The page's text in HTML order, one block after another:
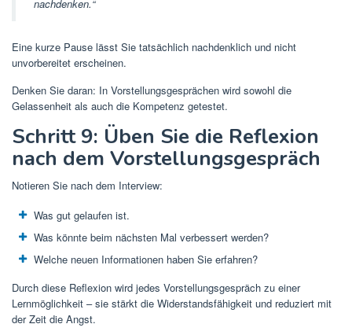
nachdenken.“
Eine kurze Pause lässt Sie tatsächlich nachdenklich und nicht
unvorbereitet erscheinen.
Denken Sie daran: In Vorstellungsgesprächen wird sowohl die
Gelassenheit als auch die Kompetenz getestet.
Schritt 9: Üben Sie die Reflexion
nach dem Vorstellungsgespräch
Notieren Sie nach dem Interview:
Was gut gelaufen ist.
Was könnte beim nächsten Mal verbessert werden?
Welche neuen Informationen haben Sie erfahren?
Durch diese Reflexion wird jedes Vorstellungsgespräch zu einer
Lernmöglichkeit – sie stärkt die Widerstandsfähigkeit und reduziert mit
der Zeit die Angst.